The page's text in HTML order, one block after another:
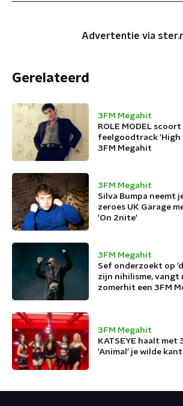
Advertentie via
Gerelateerd
3FM Megahit
ROLE MODEL
feelgoodtrack 'High
3FM Megahit
3FM Megahit
Silva Bumpa neemt
zeroes UK Garage
'On 2nite'
3FM Megahit
Sef onderzoekt op
zijn nihilisme, vangt
zomerhit een 3FM
3FM Megahit
KATSEYE haalt met
'Animal' je wilde